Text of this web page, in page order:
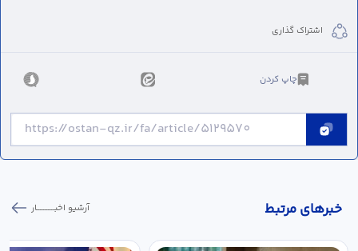
اشتراک گذاری
چاپ کردن
خبر‌های مرتبط آرشیو اخبـــــــــــار